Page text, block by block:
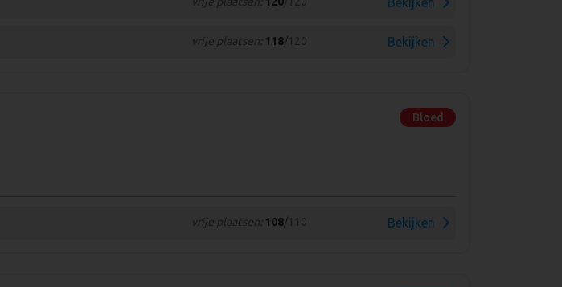
vrije plaatsen: 118/120 Bekijken
Bloed
vrije plaatsen: 108/110 Bekijken